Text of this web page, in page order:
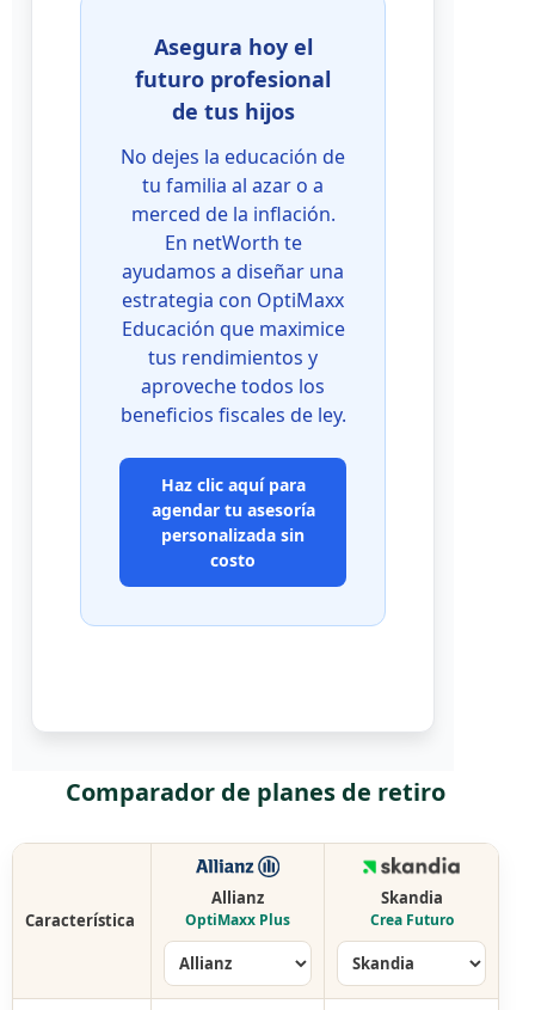
Asegura hoy el
futuro profesional
de tus hijos
No dejes la educación de
tu familia al azar o a
merced de la inflación.
En netWorth te
ayudamos a diseñar una
estrategia con OptiMaxx
Educación que maximice
tus rendimientos y
aproveche todos los
beneficios fiscales de ley.
Haz clic aquí para
agendar tu asesoría
personalizada sin
costo
Comparador de planes de retiro
Característica
Allianz
OptiMaxx Plus
Skandia
Crea Futuro